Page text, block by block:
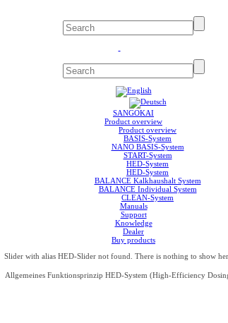
SANGOKAI
Product overview
Product overview
BASIS-System
NANO BASIS-System
START-System
HED-System
HED-System
BALANCE Kalkhaushalt System
BALANCE Individual System
CLEAN-System
Manuals
Support
Knowledge
Dealer
Buy products
Slider with alias HED-Slider not found. There is nothing to show
Allgemeines Funktionsprinzip HED-System (High-Efficiency